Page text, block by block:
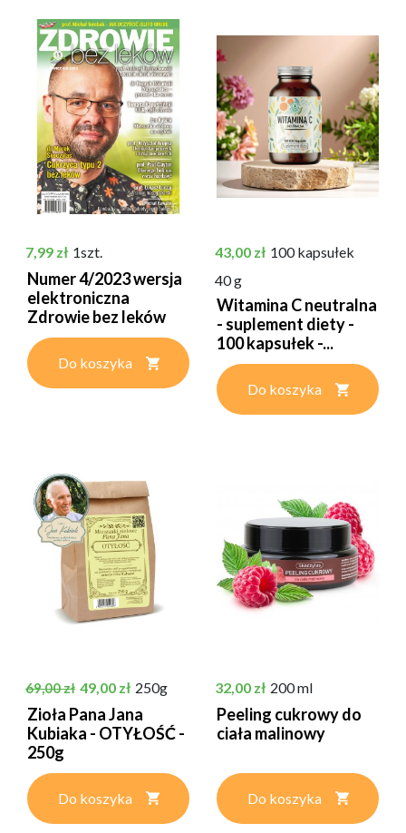
Cena
7,99 zł 1szt.
Numer 4/2023 wersja
elektroniczna
Zdrowie bez leków
Do koszyka
Cena
43,00 zł 100 kapsułek
40 g
Witamina C neutralna
- suplement diety -
100 kapsułek -...
Do koszyka
Cena podstawowa
69,00 zł Cena
49,00 zł 250g
Zioła Pana Jana
Kubiaka - OTYŁOŚĆ -
250g
Do koszyka
Cena
32,00 zł 200 ml
Peeling cukrowy do
ciała malinowy
Do koszyka